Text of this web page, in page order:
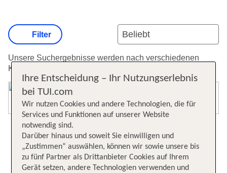
Unsere Suchergebnisse werden nach verschiedenen
Kriterien sortiert.
Filter
Ihre Entscheidung – Ihr Nutzungserlebnis
bei TUI.com
Wir nutzen Cookies und andere Technologien, die für
Services und Funktionen auf unserer Website
notwendig sind.
Darüber hinaus und soweit Sie einwilligen und
„Zustimmen“ auswählen, können wir sowie unsere bis
zu fünf Partner als Drittanbieter Cookies auf Ihrem
Gerät setzen, andere Technologien verwenden und